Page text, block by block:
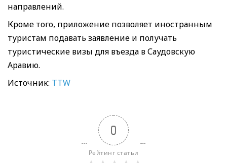
направлений.
Кроме того, приложение позволяет иностранным
туристам подавать заявление и получать
туристические визы для въезда в Саудовскую
Аравию.
Источник: TTW
0
Рейтинг статьи